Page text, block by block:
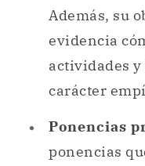
Además, su
evidencia
actividades
carácter
Ponencias
ponencias